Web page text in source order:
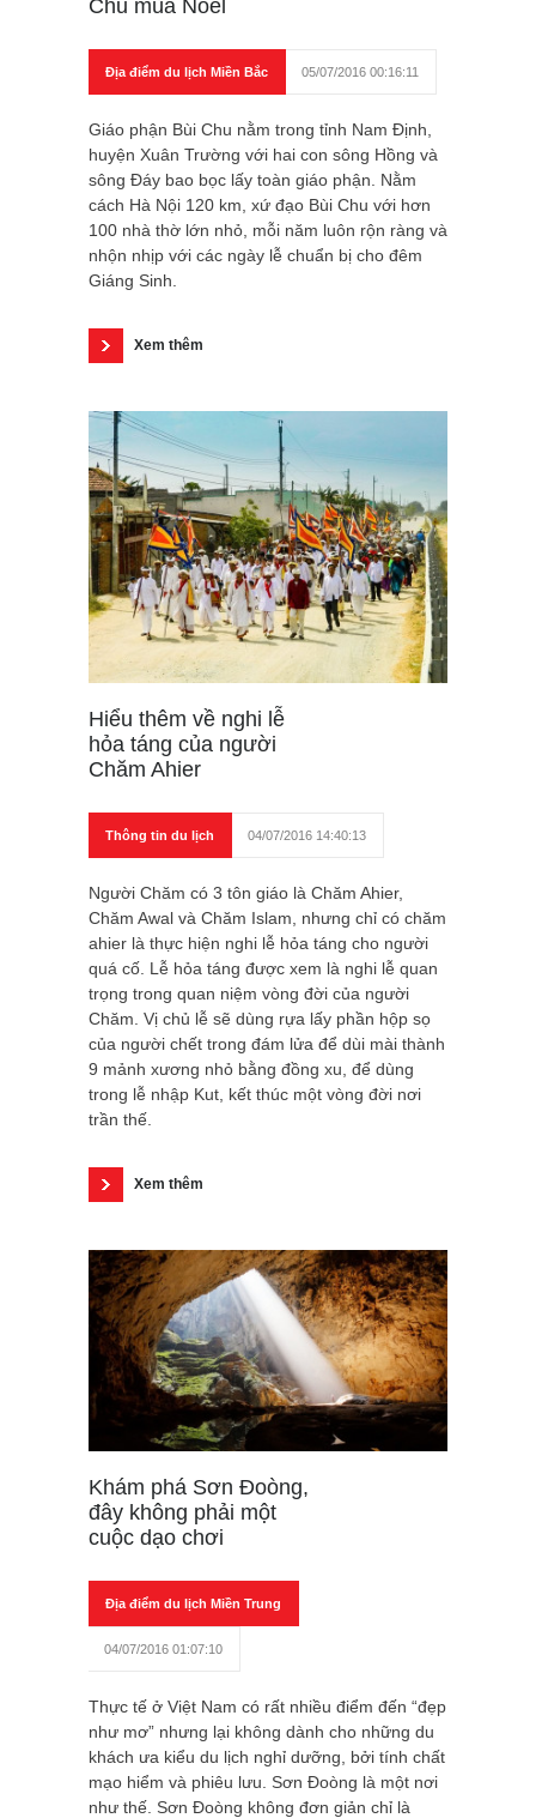
Chu mùa Noel
Địa điểm du lịch Miền Bắc 05/07/2016 00:16:11
Giáo phận Bùi Chu nằm trong tỉnh Nam Định,
huyện Xuân Trường với hai con sông Hồng và
sông Đáy bao bọc lấy toàn giáo phận. Nằm
cách Hà Nội 120 km, xứ đạo Bùi Chu với hơn
100 nhà thờ lớn nhỏ, mỗi năm luôn rộn ràng và
nhộn nhịp với các ngày lễ chuẩn bị cho đêm
Giáng Sinh.
Xem thêm
Hiểu thêm về nghi lễ
hỏa táng của người
Chăm Ahier
Thông tin du lịch 04/07/2016 14:40:13
Người Chăm có 3 tôn giáo là Chăm Ahier,
Chăm Awal và Chăm Islam, nhưng chỉ có chăm
ahier là thực hiện nghi lễ hỏa táng cho người
quá cố. Lễ hỏa táng được xem là nghi lễ quan
trọng trong quan niệm vòng đời của người
Chăm. Vị chủ lễ sẽ dùng rựa lấy phần hộp sọ
của người chết trong đám lửa để dùi mài thành
9 mảnh xương nhỏ bằng đồng xu, để dùng
trong lễ nhập Kut, kết thúc một vòng đời nơi
trần thế.
Xem thêm
Khám phá Sơn Đoòng,
đây không phải một
cuộc dạo chơi
Địa điểm du lịch Miền Trung
04/07/2016 01:07:10
Thực tế ở Việt Nam có rất nhiều điểm đến “đẹp
như mơ” nhưng lại không dành cho những du
khách ưa kiểu du lịch nghỉ dưỡng, bởi tính chất
mạo hiểm và phiêu lưu. Sơn Đoòng là một nơi
như thế. Sơn Đoòng không đơn giản chỉ là